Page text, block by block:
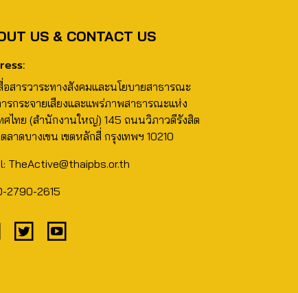
US & CONTACT US
สารวาระทางสังคมและนโยบายสาธารณะ
รกระจายเสียงและแพร่ภาพสาธารณะแห่ง
ศไทย (สำนักงานใหญ่) 145 ถนนวิภาวดีรังสิต
ลาดบางเขน เขตหลักสี่ กรุงเทพฯ 10210
TheActive@thaipbs.or.th
2790-2615